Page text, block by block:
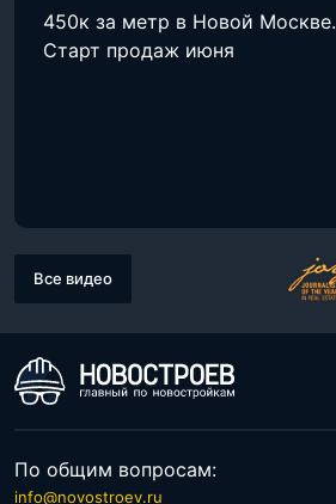
450к за метр в Новой Москве.
Старт продаж июня
Все видео
По общим вопросам:
info@novostroev.ru